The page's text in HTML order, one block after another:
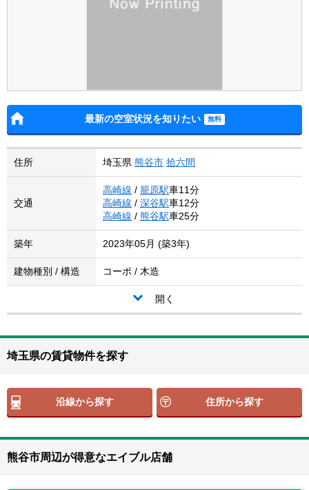
最新の空室状況を知りたい
住所 埼玉県 熊谷市 拾六間
交通
高崎線 / 籠原駅車11分
高崎線 / 深谷駅車12分
高崎線 / 熊谷駅車25分
築年 2023年05月 (築3年)
建物種別 / 構造 コーポ / 木造
開く
埼玉県の賃貸物件を探す
沿線から探す 住所から探す
熊谷市周辺が得意なエイブル店舗